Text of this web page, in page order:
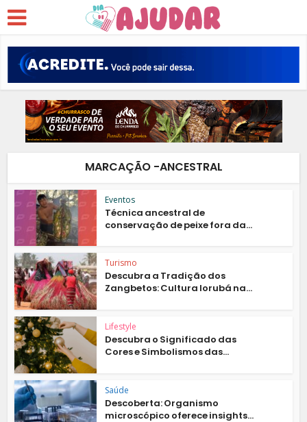
MARCAÇÃO -ANCESTRAL
Eventos
Técnica ancestral de
conservação de peixe fora da...
Turismo
Descubra a Tradição dos
Zangbetos: Cultura Iorubá na...
Lifestyle
Descubra o Significado das
Cores e Simbolismos das...
Saúde
Descoberta: Organismo
microscópico oferece insights...